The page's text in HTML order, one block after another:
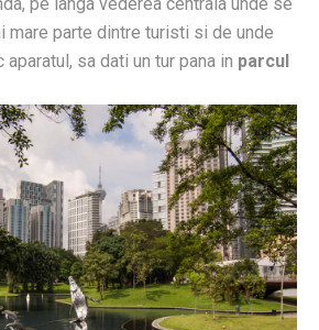
pe langa vederea centrala unde se
mare parte dintre turisti si de unde
sa dati un tur pana in parcul